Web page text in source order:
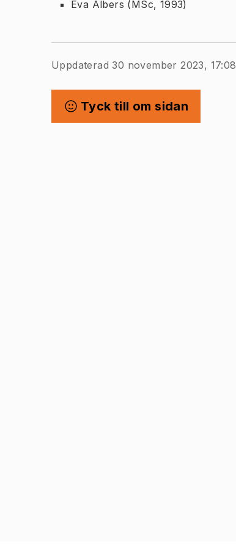
Eva Albers (MSc, 1993)
Uppdaterad 30 november 2023, 17:08
Tyck till om sidan